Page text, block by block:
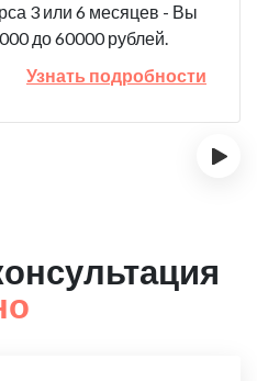
3 или 6 месяцев - Вы
до 60000 рублей.
Узнать подробности
›